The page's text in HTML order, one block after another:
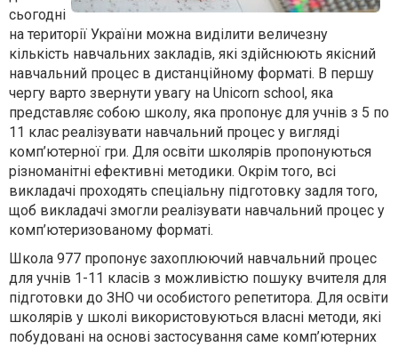
сьогодні
на території України можна виділити величезну
кількість навчальних закладів, які здійснюють якісний
навчальний процес в дистанційному форматі. В першу
чергу варто звернути увагу на Unicorn school, яка
представляє собою школу, яка пропонує для учнів з 5 по
11 клас реалізувати навчальний процес у вигляді
комп’ютерної гри. Для освіти школярів пропонуються
різноманітні ефективні методики. Окрім того, всі
викладачі проходять спеціальну підготовку задля того,
щоб викладачі змогли реалізувати навчальний процес у
комп’ютеризованому форматі.
Школа 977 пропонує захоплюючий навчальний процес
для учнів 1-11 класів з можливістю пошуку вчителя для
підготовки до ЗНО чи особистого репетитора. Для освіти
школярів у школі використовуються власні методи, які
побудовані на основі застосування саме комп’ютерних